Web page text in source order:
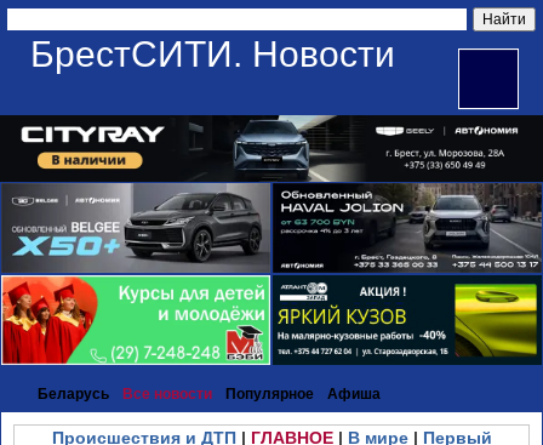
БрестСИТИ. Новости
Беларусь Все новости Популярное Афиша
Происшествия и ДТП| ГЛАВНОЕ| В мире| Первый